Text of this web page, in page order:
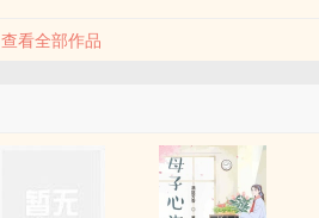
查看全部作品